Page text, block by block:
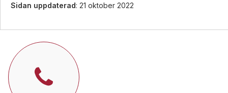
Sidan uppdaterad: 21 oktober 2022